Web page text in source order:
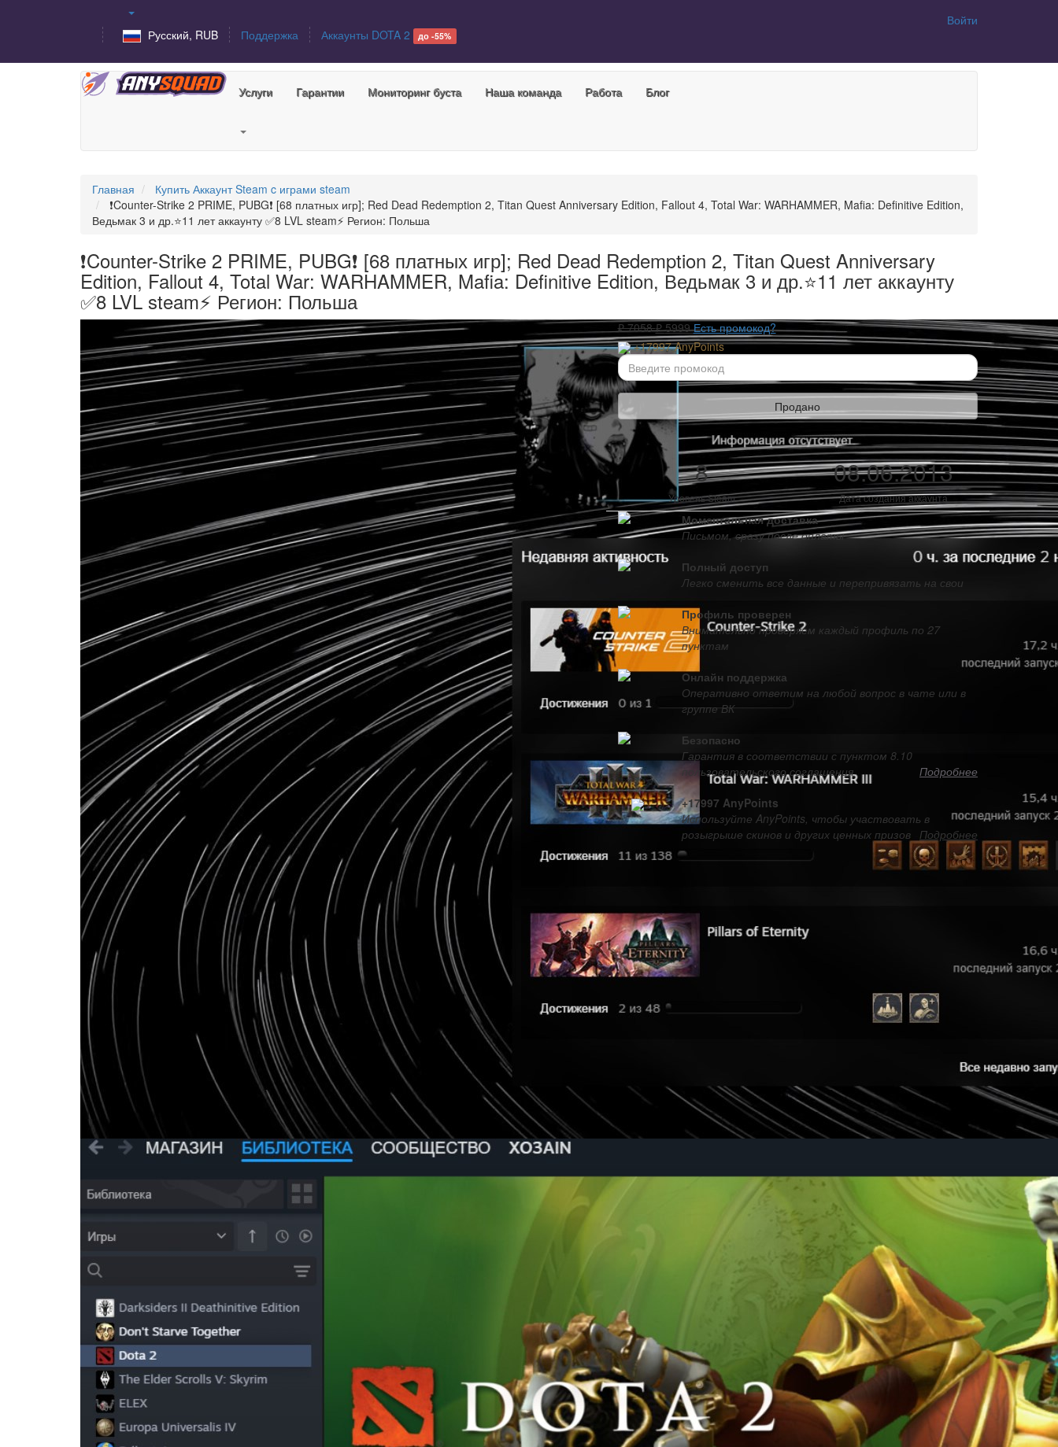
Русский, RUB Поддержка Аккаунты DOTA 2 до -55%
Войти
Услуги Гарантии Мониторинг буста Наша команда Работа Блог
Главная
Купить Аккаунт Steam c играми steam
❗Counter-Strike 2 PRIME, PUBG❗ [68 платных игр]; Red Dead Redemption 2, Titan Quest Anniversary Edition, Fallout 4, Total War: WARHAMMER, Mafia: Definitive Edition,
Ведьмак 3 и др.⭐11 лет аккаунту ✅8 LVL steam⚡ Регион: Польша
❗Counter-Strike 2 PRIME, PUBG❗ [68 платных игр]; Red Dead Redemption 2, Titan Quest Anniversary
Edition, Fallout 4, Total War: WARHAMMER, Mafia: Definitive Edition, Ведьмак 3 и др.⭐11 лет аккаунту
✅8 LVL steam⚡ Регион: Польша
₽ 7058₽5999Есть промокод?
+17997 AnyPoints
Продано
8
Уровень Steam
08.06.2013
Дата создания аккаунта
Моментальная доставка
Письмом, сразу после оплаты
Полный доступ
Легко сменить все данные и перепривязать на свои
Профиль проверен
Внимательно проверяем каждый профиль по 27
пунктам
Онлайн поддержка
Оперативно ответим на любой вопрос в чате или в
группе ВК
Безопасно
Гарантия в соответствии с пунктом 8.10
пользовательского соглашения
Подробнее
+17997 AnyPoints
Используйте AnyPoints, чтобы участвовать в
розыгрыше скинов и других ценных призов
Подробнее